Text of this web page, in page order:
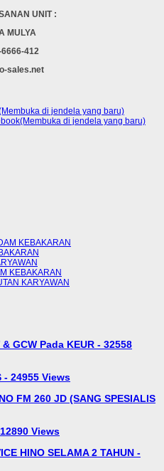
UNIT :
MULYA
412
sales.net
di jendela yang baru)
di jendela yang baru)
KEBAKARAN
KEBAKARAN
KARYAWAN
GCW Pada KEUR - 32558
- 24955 Views
FM 260 JD (SANG SPESIALIS
Views
HINO SELAMA 2 TAHUN -